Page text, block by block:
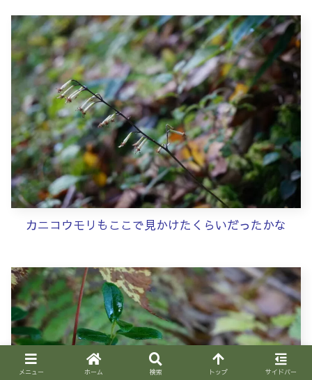
カニコウモリもここで見かけたくらいだったかな
メニュー ホーム 検索 トップ サイドバー